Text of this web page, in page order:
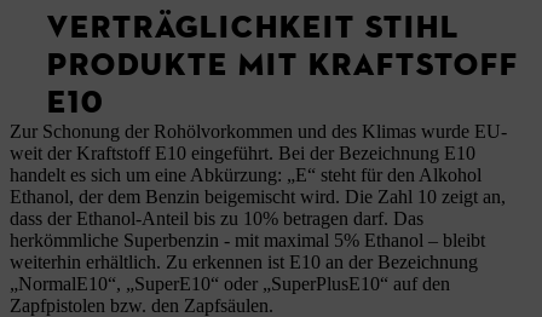
VERTRÄGLICHKEIT STIHL
PRODUKTE MIT KRAFTSTOFF
E10
Zur Schonung der Rohölvorkommen und des Klimas wurde EU-
weit der Kraftstoff E10 eingeführt. Bei der Bezeichnung E10
handelt es sich um eine Abkürzung: „E“ steht für den Alkohol
Ethanol, der dem Benzin beigemischt wird. Die Zahl 10 zeigt an,
dass der Ethanol-Anteil bis zu 10% betragen darf. Das
herkömmliche Superbenzin - mit maximal 5% Ethanol – bleibt
weiterhin erhältlich. Zu erkennen ist E10 an der Bezeichnung
„NormalE10“, „SuperE10“ oder „SuperPlusE10“ auf den
Zapfpistolen bzw. den Zapfsäulen.